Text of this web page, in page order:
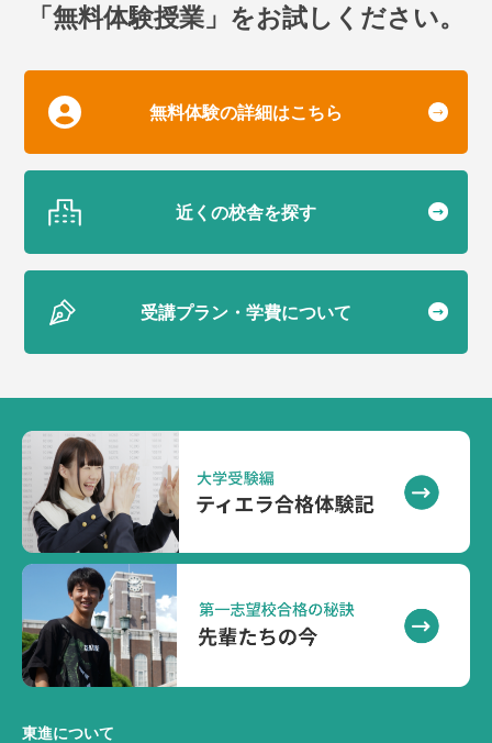
「無料体験授業」をお試しください。
無料体験の詳細はこちら
近くの校舎を探す
受講プラン・学費について
東進について